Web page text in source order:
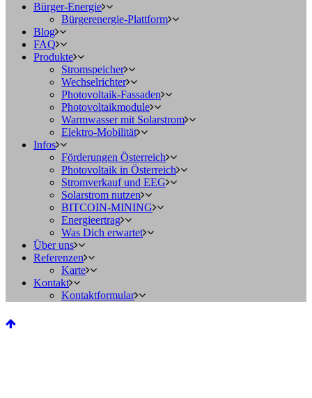
Bürger-Energie
Bürgerenergie-Plattform
Blog
FAQ
Produkte
Stromspeicher
Wechselrichter
Photovoltaik-Fassaden
Photovoltaikmodule
Warmwasser mit Solarstrom
Elektro-Mobilität
Infos
Förderungen Österreich
Photovoltaik in Österreich
Stromverkauf und EEG
Solarstrom nutzen
BITCOIN-MINING
Energieertrag
Was Dich erwartet
Über uns
Referenzen
Karte
Kontakt
Kontaktformular